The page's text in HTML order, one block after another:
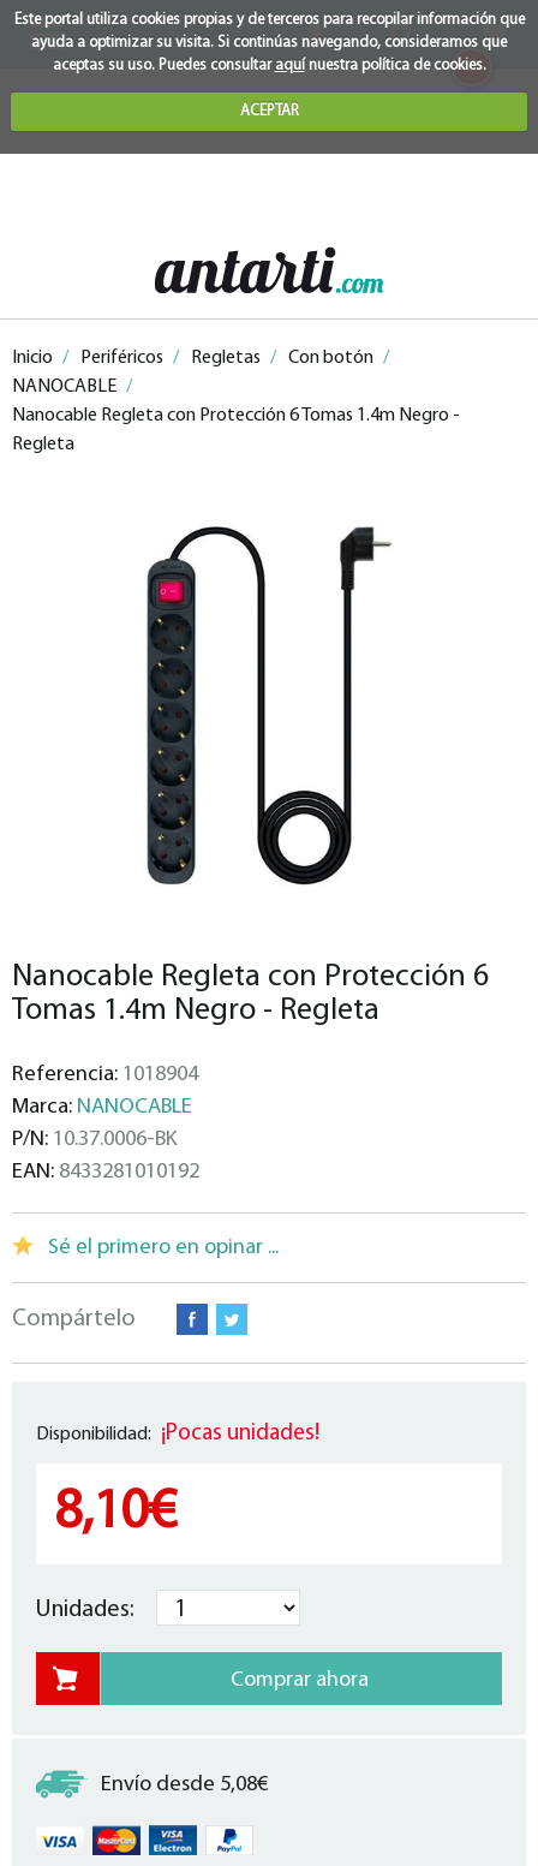
Este portal utiliza cookies propias y de terceros para recopilar información que
ayuda a optimizar su visita. Si continúas navegando, consideramos que
aceptas su uso. Puedes consultar aquínuestra política de cookies.
ACEPTAR
0
Inicio / Periféricos / Regletas / Con botón /
NANOCABLE /
Nanocable Regleta con Protección 6 Tomas 1.4m Negro -
Regleta
Nanocable Regleta con Protección 6
Tomas 1.4m Negro - Regleta
Referencia: 1018904
Marca: NANOCABLE
P/N: 10.37.0006-BK
EAN: 8433281010192
Sé el primero en opinar ...
Compártelo
Disponibilidad: ¡Pocas unidades!
8,10€
Unidades:
Envío desde 5,08€